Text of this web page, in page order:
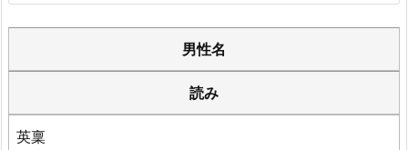
男性名
読み
英稟